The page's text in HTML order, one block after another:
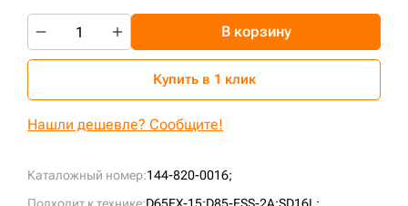
Каталожный номер:144-820-0016;
В корзину
Купить в 1 клик
Нашли дешевле? Сообщите!